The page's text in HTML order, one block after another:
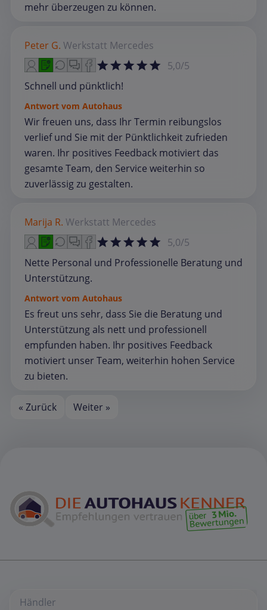
mehr überzeugen zu können.
Peter G. Werkstatt Mercedes
5,0/5
Schnell und pünktlich!
Antwort vom Autohaus
Wir freuen uns, dass Ihr Termin reibungslos
verlief und Sie mit der Pünktlichkeit zufrieden
waren. Ihr positives Feedback motiviert das
gesamte Team, den Service weiterhin so
zuverlässig zu gestalten.
Marija R. Werkstatt Mercedes
5,0/5
Nette Personal und Professionelle Beratung und
Unterstützung.
Antwort vom Autohaus
Es freut uns sehr, dass Sie die Beratung und
Unterstützung als nett und professionell
empfunden haben. Ihr positives Feedback
motiviert unser Team, weiterhin hohen Service
zu bieten.
« Zurück Weiter »
Händler